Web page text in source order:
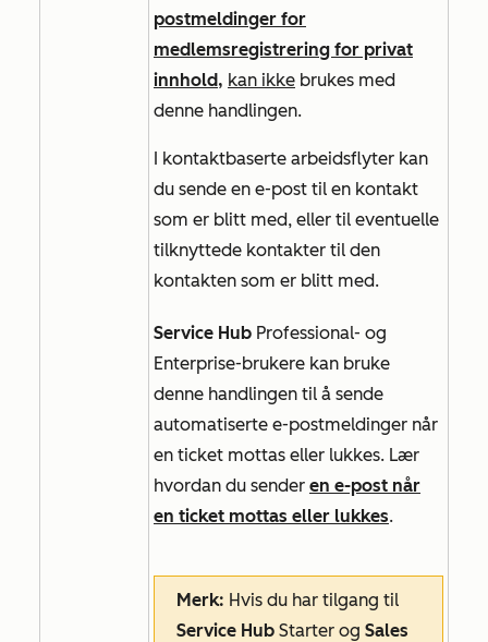
postmeldinger for
medlemsregistrering for privat
innhold, kan ikke brukes med
denne handlingen.
I kontaktbaserte arbeidsflyter kan
du sende en e-post til en kontakt
som er blitt med, eller til eventuelle
tilknyttede kontakter til den
kontakten som er blitt med.
Service Hub Professional- og
Enterprise-brukere kan bruke
denne handlingen til å sende
automatiserte e-postmeldinger når
en ticket mottas eller lukkes. Lær
hvordan du sender en e-post når
en ticket mottas eller lukkes.
Merk: Hvis du har tilgang til
Service Hub Starter og Sales